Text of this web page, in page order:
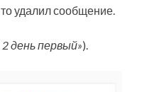
удалил сообщение.
день первый»).